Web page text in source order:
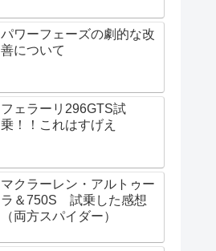
パワーフェーズの劇的な改
善について
フェラーリ296GTS試
乗！！これはすげえ
マクラーレン・アルトゥー
ラ＆750S 試乗した感想
（両方スパイダー）